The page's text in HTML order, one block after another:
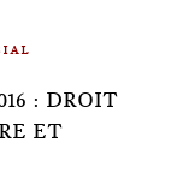
: DROIT
ET